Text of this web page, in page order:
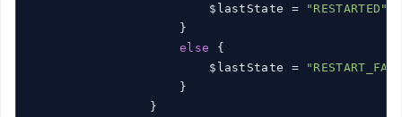
                        $lastState =
"RESTARTED"
                    }
else {
                        $lastState =
                    }
                }